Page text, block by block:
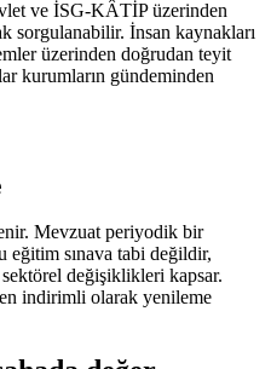
ve İSG-KÂTİP üzerinden
sorgulanabilir. İnsan kaynakları
üzerinden doğrudan teyit
kurumların gündeminden
Mevzuat periyodik bir
sınava tabi değildir,
değişiklikleri kapsar.
indirimli olarak yenileme